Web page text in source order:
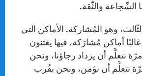
الشّجاعة والثّقة.
وهو المُشاركة. الأماكن التي
أماكن مُشارَكة، فيها يغتنون
نتعلَّم أن يزداد رجاؤنا، ونحن
نتعلَّم أن نؤمن، ونحن بقُرب